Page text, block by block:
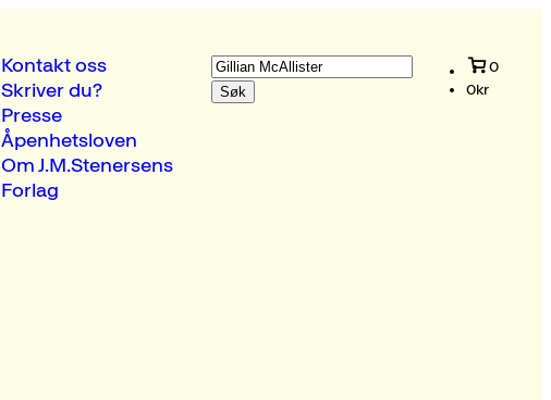
Kontakt oss
Skriver du?
Presse
Åpenhetsloven
Om J.M.Stenersens
Forlag
Søk
etter:
0
0kr